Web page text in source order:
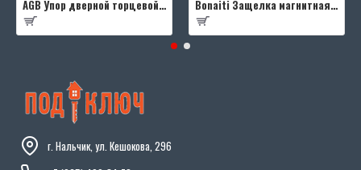
AGB Упор дверной торцевой D003201593 (черный) Bonaiti Защелка магнитная B-FOURTY MATT CROME под цилиндр с отв.планкой 190 мм, матовый хром
г. Нальчик, ул. Кешокова, 296